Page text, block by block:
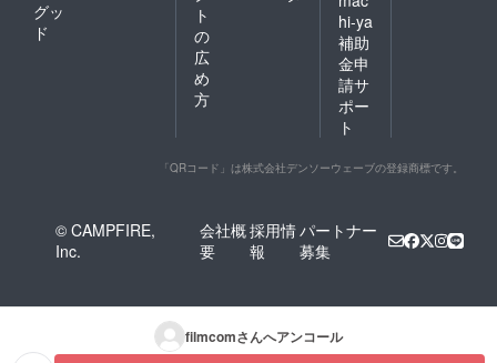
グッ
ド
ト
の
広
め
方
hi-ya
補助
金申
請サ
ポー
ト
「QRコード」は株式会社デンソーウェーブの登録商標です。
© CAMPFIRE,
Inc.
会社概
要
採用情
報
パートナー
募集
filmcomさんへアンコール